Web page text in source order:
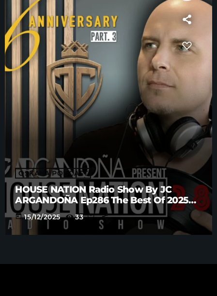
OSKANA PODCAST
HOUSE NATION Radio Show By JC
ARGANDOÑA Ep286 The Best Of 2025
Anniversary Part. 3
today 15/12/2025 33